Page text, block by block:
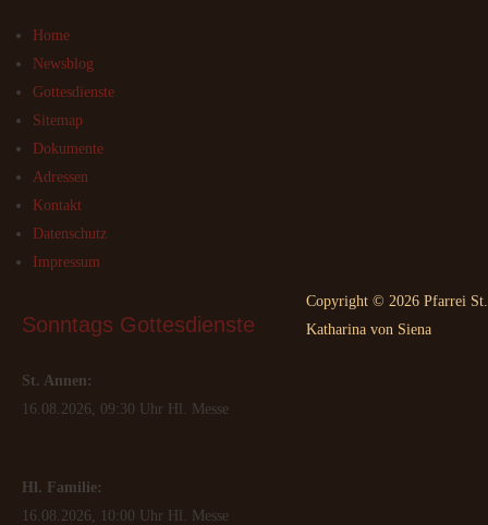
Home
Newsblog
Gottesdienste
Sitemap
Dokumente
Adressen
Kontakt
Datenschutz
Impressum
Sonntags Gottesdienste
St. Annen:
16.08.2026, 09:30 Uhr Hl. Messe
Hl. Familie:
16.08.2026, 10:00 Uhr Hl. Messe
Copyright © 2026 Pfarrei St.
Katharina von Siena